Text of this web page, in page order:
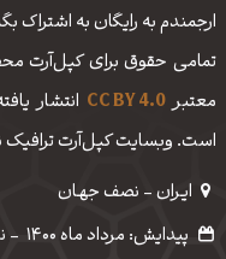
ارجمندم به رایگان به اشتراک
تمامی حقوق برای کپل‌آرت
معتبرCC BY 4.0 انتشار
است. وبسایت کپل‌آرت ترافیک
ایـران - نصف جهـان
پیدایش: مرداد ماه 1400
-